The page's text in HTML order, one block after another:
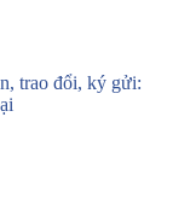
trao đổi, ký gửi: